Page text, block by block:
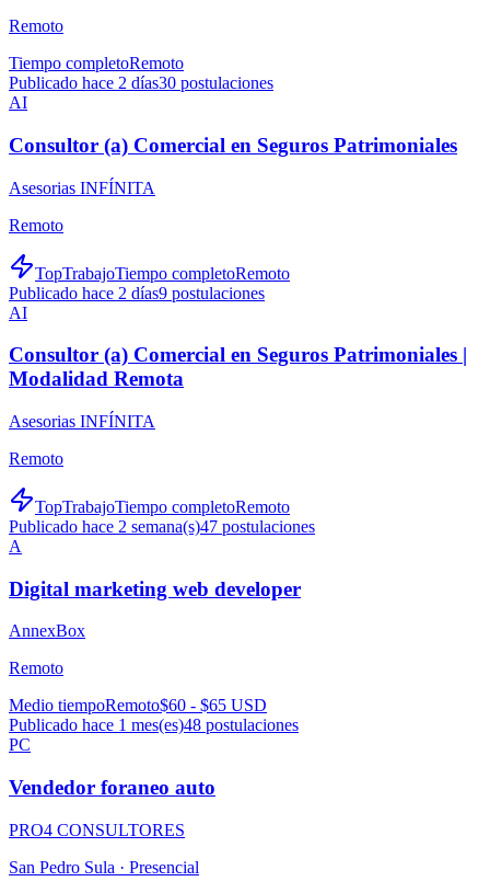
Remoto
Tiempo completoRemoto
Publicado hace 2 días30 postulaciones
AI
Consultor (a) Comercial en Seguros Patrimoniales
Asesorias INFÍNITA
Remoto
TopTrabajoTiempo completoRemoto
Publicado hace 2 días9 postulaciones
AI
Consultor (a) Comercial en Seguros Patrimoniales |
Modalidad Remota
Asesorias INFÍNITA
Remoto
TopTrabajoTiempo completoRemoto
Publicado hace 2 semana(s)47 postulaciones
A
Digital marketing web developer
AnnexBox
Remoto
Medio tiempoRemoto$60 - $65 USD
Publicado hace 1 mes(es)48 postulaciones
PC
Vendedor foraneo auto
PRO4 CONSULTORES
San Pedro Sula · Presencial